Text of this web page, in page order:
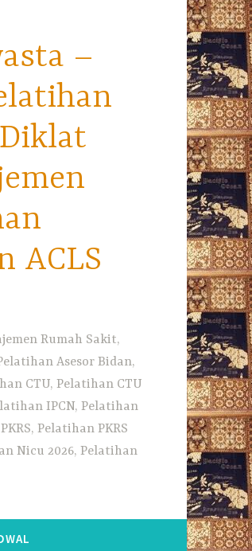
–
ACLS
Rumah Sakit,
Asesor Bidan,
CTU, Pelatihan CTU
IPCN, Pelatihan
Pelatihan PKRS
Nicu 2026, Pelatihan